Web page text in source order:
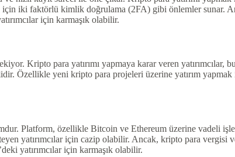
için iki faktörlü kimlik doğrulama (2FA) gibi önlemler
için karmaşık olabilir.
Kripto para yatırımı yapmaya karar veren yatırımcılar,
Özellikle yeni kripto para projeleri üzerine yatırım
Platform, özellikle Bitcoin ve Ethereum üzerine vadeli
yatırımcılar için cazip olabilir. Ancak, kripto para vergisi
yatırımcılar için karmaşık olabilir.